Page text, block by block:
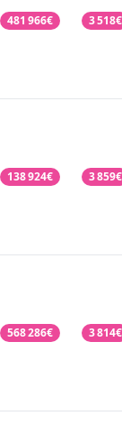
481 966€ 3 518€
138 924€ 3 859€
568 286€ 3 814€